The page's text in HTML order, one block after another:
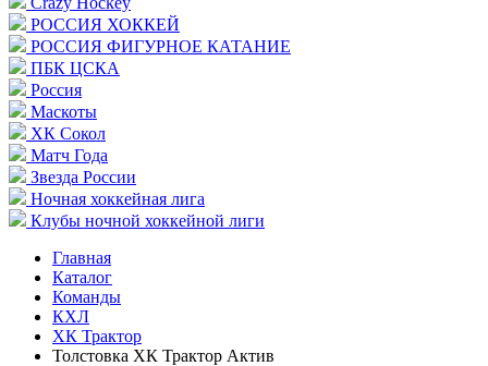
РОССИЯ ХОККЕЙ
РОССИЯ ФИГУРНОЕ КАТАНИЕ
ПБК ЦСКА
Россия
Маскоты
ХК Сокол
Матч Года
Звезда России
Ночная хоккейная лига
Клубы ночной хоккейной лиги
Главная
Каталог
Команды
КХЛ
ХК Трактор
Толстовка ХК Трактор Актив